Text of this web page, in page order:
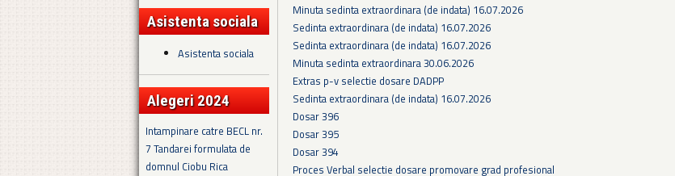
Asistenta sociala
Asistenta sociala
Alegeri 2024
Intampinare catre BECL nr.
7 Tandarei formulata de
domnul Ciobu Rica
Minuta sedinta extraordinara (de indata) 16.07.2026
Sedinta extraordinara (de indata) 16.07.2026
Sedinta extraordinara (de indata) 16.07.2026
Minuta sedinta extraordinara 30.06.2026
Extras p-v selectie dosare DADPP
Sedinta extraordinara (de indata) 16.07.2026
Dosar 396
Dosar 395
Dosar 394
Proces Verbal selectie dosare promovare grad profesional